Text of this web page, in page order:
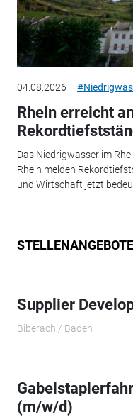
04.08.2026
Rhein erreicht
Das Niedrigwasser im
Rhein melden
und Wirtschaft jetzt
STELLENANGEBOTE
Supplier
Biberach / Baden
(m/w/d)